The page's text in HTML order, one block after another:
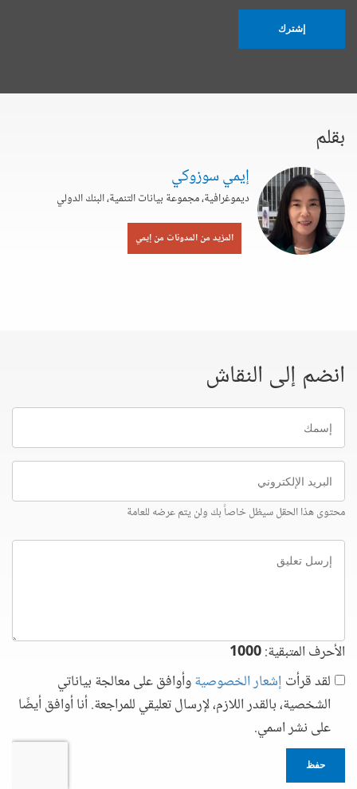
إشترك
بقلم
إيمي سوزوكي
ديموغرافية، مجموعة بيانات التنمية، البنك الدولي
المزيد من المدونات من إيمي
انضم إلى النقاش
إسمك
البريد
الإلكتروني
محتوى هذا الحقل سيظل خاصاً بك ولن يتم عرضه للعامة
إرسل
تعليق
الأحرف المتبقية:1000
لقد قرأت إشعار الخصوصيةوأوافق على معالجة بياناتي
الشخصية، بالقدر اللازم، لإرسال تعليقي للمراجعة. أنا أوافق أيضًا
على نشر اسمي.
حفظ